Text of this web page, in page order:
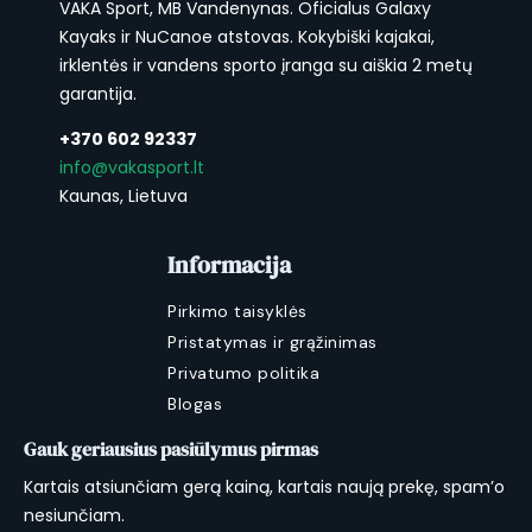
išvykstamus žvejybos maršrutus su pilna
žvejybine pakuote ir nori vairų sistemos
teikiamos komforto. Idealus pakrantinei jūros
žvejybai, dideliam ežerui ir ilgoms upių
VAKA Sport, MB Vandenynas. Oficialus Galaxy
Kayaks ir NuCanoe atstovas. Kokybiški kajakai,
irklentės ir vandens sporto įranga su aiškia 2 metų
garantija.
+370 602 92337
info@vakasport.lt
Kaunas, Lietuva
Informacija
Pirkimo taisyklės
Pristatymas ir grąžinimas
Privatumo politika
Blogas
Gauk geriausius pasiūlymus pirmas
Kartais atsiunčiam gerą kainą, kartais naują prekę, spam’o
nesiunčiam.